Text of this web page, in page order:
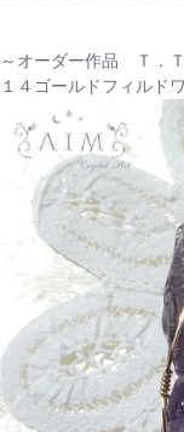
～オーダー作品 Ｔ．
１４ゴールドフィルド